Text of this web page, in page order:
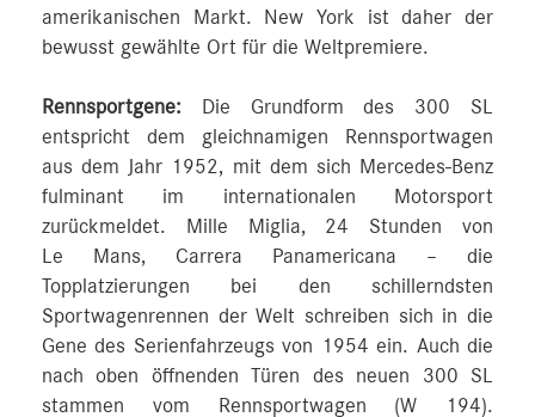
amerikanischen Markt. New York ist daher der
bewusst gewählte Ort für die Weltpremiere.
Rennsportgene: Die Grundform des 300 SL
entspricht dem gleichnamigen Rennsportwagen
aus dem Jahr 1952, mit dem sich Mercedes-Benz
fulminant im internationalen Motorsport
zurückmeldet. Mille Miglia, 24 Stunden von
Le Mans, Carrera Panamericana – die
Topplatzierungen bei den schillerndsten
Sportwagenrennen der Welt schreiben sich in die
Gene des Serienfahrzeugs von 1954 ein. Auch die
nach oben öffnenden Türen des neuen 300 SL
stammen vom Rennsportwagen (W 194).